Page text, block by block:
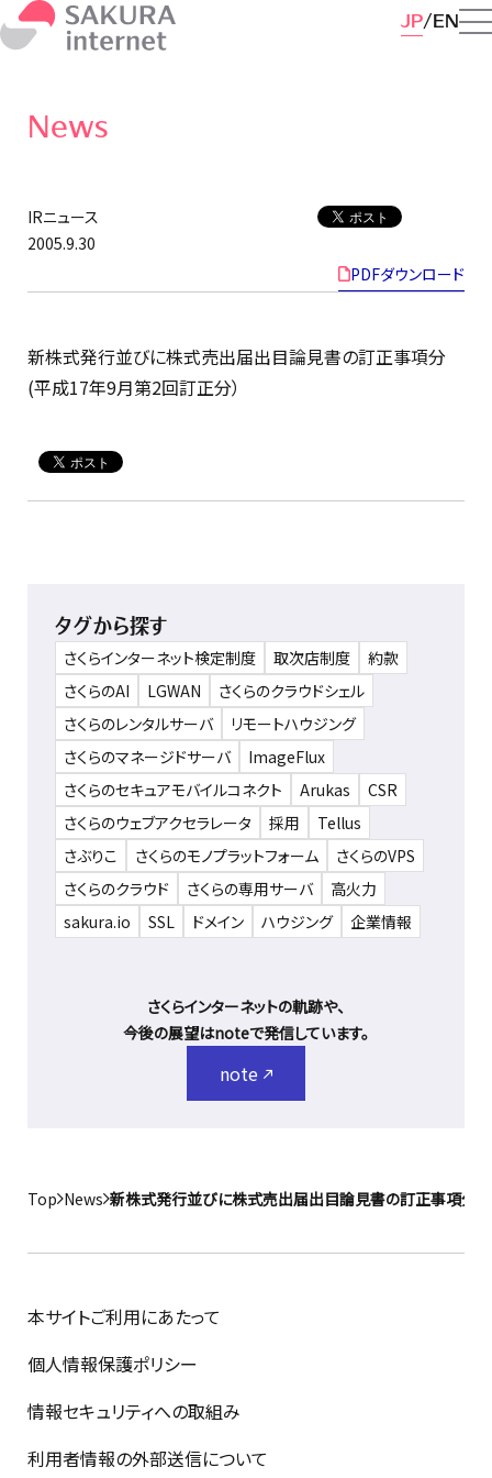
JP EN
News
IRニュース
2005.9.30
PDFダウンロード
新株式発行並びに株式売出届出目論見書の訂正事項分
(平成17年9月第2回訂正分）
タグから探す
さくらインターネット検定制度 取次店制度
約款
さくらのAI
LGWAN
さくらのクラウドシェル
さくらのレンタルサーバ
リモートハウジング
さくらのマネージドサーバ
ImageFlux
さくらのセキュアモバイルコネクト
Arukas
CSR
さくらのウェブアクセラレータ
採用
Tellus
さぶりこ
さくらのモノプラットフォーム
さくらのVPS
さくらのクラウド
さくらの専用サーバ
高火力
sakura.io
SSL ドメイン ハウジング 企業情報
さくらインターネットの軌跡や、
今後の展望はnoteで発信しています。
note
Top News 新株式発行並びに株式売出届出目論見書の訂正事項分(
本サイトご利用にあたって
個人情報保護ポリシー
情報セキュリティへの取組み
利用者情報の外部送信について